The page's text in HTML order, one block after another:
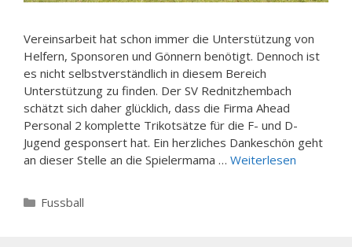
Vereinsarbeit hat schon immer die Unterstützung von
Helfern, Sponsoren und Gönnern benötigt. Dennoch ist
es nicht selbstverständlich in diesem Bereich
Unterstützung zu finden. Der SV Rednitzhembach
schätzt sich daher glücklich, dass die Firma Ahead
Personal 2 komplette Trikotsätze für die F- und D-
Jugend gesponsert hat. Ein herzliches Dankeschön geht
an dieser Stelle an die Spielermama … Weiterlesen
Kategorien
Fussball